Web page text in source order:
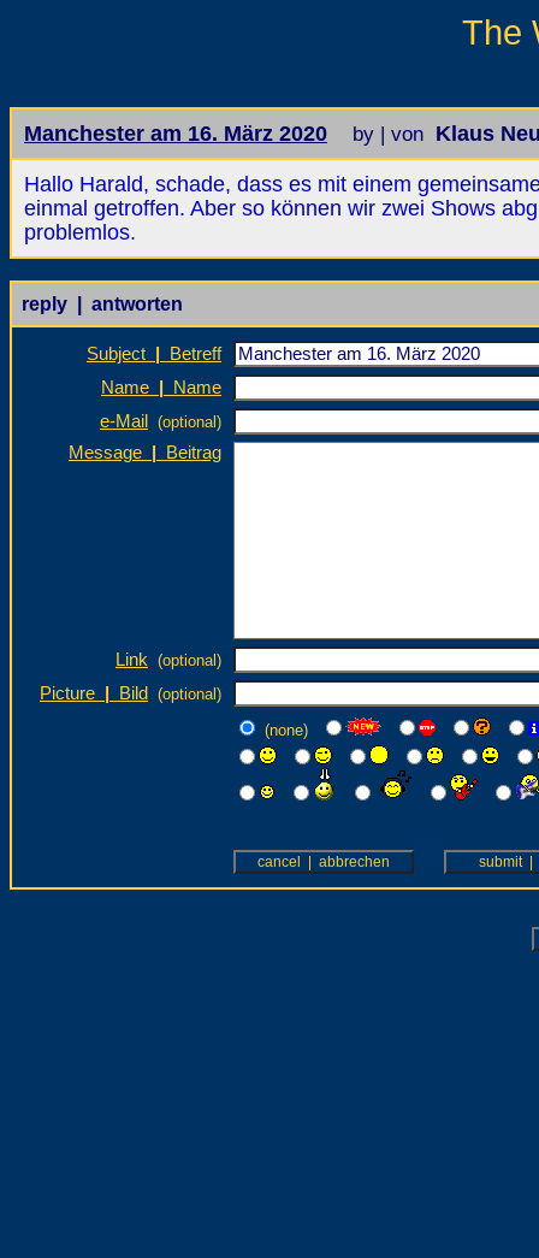
The
Manchester am 16. März 2020 by | von Klaus
Hallo Harald, schade, dass es mit einem
einmal getroffen. Aber so können wir zwei Shows
problemlos.
reply | antworten
Subject
Betreff
Name
Name
e-Mail
(optional)
Message Beitrag
Link (optional)
Picture Bild
(optional)
(none)